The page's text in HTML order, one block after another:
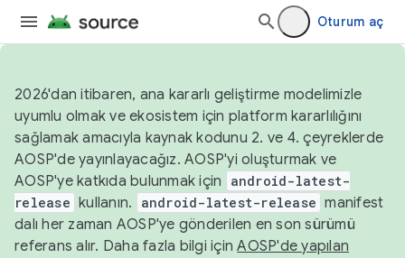
Oturum aç
2026'dan itibaren, ana kararlı geliştirme modelimizle
uyumlu olmak ve ekosistem için platform kararlılığını
sağlamak amacıyla kaynak kodunu 2. ve 4. çeyreklerde
AOSP'de yayınlayacağız. AOSP'yi oluşturmak ve
AOSP'ye katkıda bulunmak için
android-latest-
release kullanın. android-latest-release manifest
dalı her zaman AOSP'ye gönderilen en son sürümü
referans alır. Daha fazla bilgi içinAOSP'de yapılan